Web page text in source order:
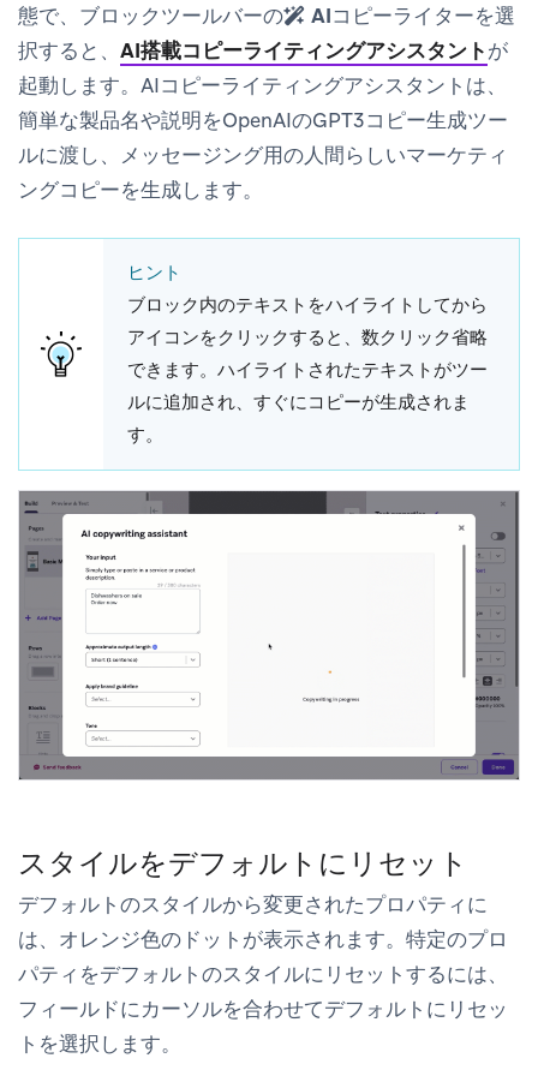
態で、ブロックツールバーの
AIコピーライターを選
択すると、 AI搭載コピーライティングアシスタントが
起動します。AIコピーライティングアシスタントは、
簡単な製品名や説明をOpenAIのGPT3コピー生成ツー
ルに渡し、メッセージング用の人間らしいマーケティ
ングコピーを生成します。
ヒント
ブロック内のテキストをハイライトしてから
アイコンをクリックすると、数クリック省略
できます。ハイライトされたテキストがツー
ルに追加され、すぐにコピーが生成されま
す。
スタイルをデフォルトにリセット
デフォルトのスタイルから変更されたプロパティに
は、オレンジ色のドットが表示されます。特定のプロ
パティをデフォルトのスタイルにリセットするには、
フィールドにカーソルを合わせてデフォルトにリセッ
ト を選択します。